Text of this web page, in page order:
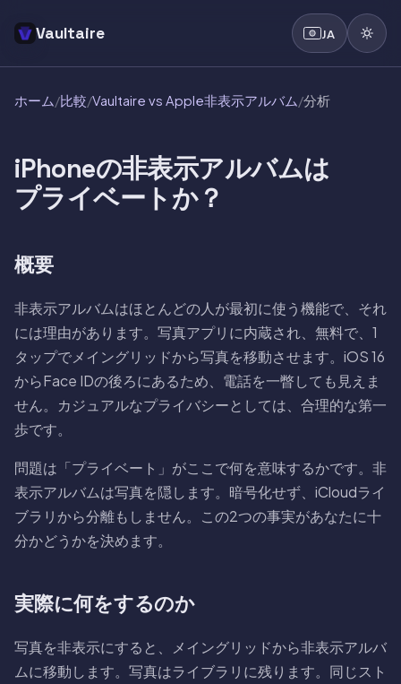
Vaultaire JA
ホーム/比較/Vaultaire vs Apple非表示アルバム/分析
iPhoneの非表示アルバムは
プライベートか？
概要
非表示アルバムはほとんどの人が最初に使う機能で、それ
には理由があります。写真アプリに内蔵され、無料で、1
タップでメイングリッドから写真を移動させます。iOS 16
からFace IDの後ろにあるため、電話を一瞥しても見えま
せん。カジュアルなプライバシーとしては、合理的な第一
歩です。
問題は「プライベート」がここで何を意味するかです。非
表示アルバムは写真を隠します。暗号化せず、iCloudライ
ブラリから分離もしません。この2つの事実があなたに十
分かどうかを決めます。
実際に何をするのか
写真を非表示にすると、メイングリッドから非表示アルバ
ムに移動します。写真はライブラリに残ります。同じスト